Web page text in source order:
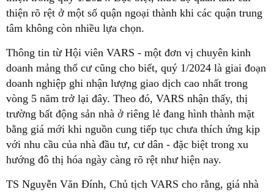
thiện rõ rệt ở một số quận ngoại thành khi các quận trung
tâm không còn nhiều lựa chọn.
Thông tin từ Hội viên VARS - một đơn vị chuyên kinh
doanh mảng thổ cư cũng cho biết, quý 1/2024 là giai đoạn
doanh nghiệp ghi nhận lượng giao dịch cao nhất trong
vòng 5 năm trở lại đây. Theo đó, VARS nhận thấy, thị
trường bất động sản nhà ở riêng lẻ đang hình thành mặt
bằng giá mới khi nguồn cung tiếp tục chưa thích ứng kịp
với nhu cầu của nhà đầu tư, cư dân - đặc biệt trong xu
hướng đô thị hóa ngày càng rõ rệt như hiện nay.
TS Nguyễn Văn Đính, Chủ tịch VARS cho rằng, giá nhà